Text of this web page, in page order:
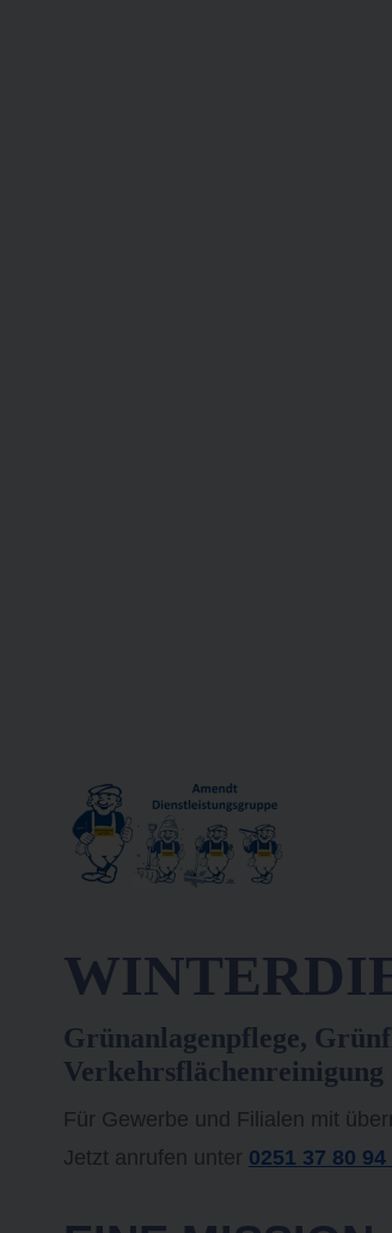
Grünanlagenpflege,
Verkehrsflächenreinigung
Für Gewerbe und Filialen mit
Jetzt anrufen unter 0251 37 80 94